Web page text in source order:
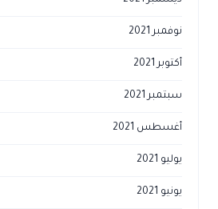
نوفمبر 2021
أكتوبر 2021
سبتمبر 2021
أغسطس 2021
يوليو 2021
يونيو 2021